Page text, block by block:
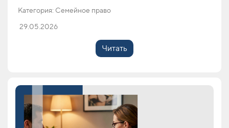
Категория: Семейное право
29.05.2026
Читать